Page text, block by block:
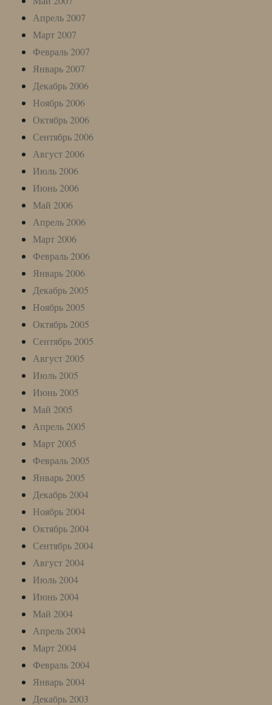
Апрель 2007
Март 2007
Февраль 2007
Январь 2007
Декабрь 2006
Ноябрь 2006
Октябрь 2006
Сентябрь 2006
Август 2006
Июль 2006
Июнь 2006
Май 2006
Апрель 2006
Март 2006
Февраль 2006
Январь 2006
Декабрь 2005
Ноябрь 2005
Октябрь 2005
Сентябрь 2005
Август 2005
Июль 2005
Июнь 2005
Май 2005
Апрель 2005
Март 2005
Февраль 2005
Январь 2005
Декабрь 2004
Ноябрь 2004
Октябрь 2004
Сентябрь 2004
Август 2004
Июль 2004
Июнь 2004
Май 2004
Апрель 2004
Март 2004
Февраль 2004
Январь 2004
Декабрь 2003